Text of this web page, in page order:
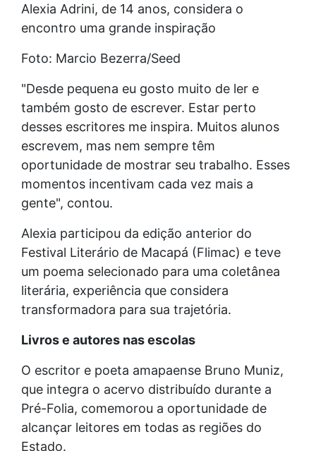
Alexia Adrini, de 14 anos, considera o
encontro uma grande inspiração
Foto: Marcio Bezerra/Seed
"Desde pequena eu gosto muito de ler e
também gosto de escrever. Estar perto
desses escritores me inspira. Muitos alunos
escrevem, mas nem sempre têm
oportunidade de mostrar seu trabalho. Esses
momentos incentivam cada vez mais a
gente", contou.
Alexia participou da edição anterior do
Festival Literário de Macapá (Flimac) e teve
um poema selecionado para uma coletânea
literária, experiência que considera
transformadora para sua trajetória.
Livros e autores nas escolas
O escritor e poeta amapaense Bruno Muniz,
que integra o acervo distribuído durante a
Pré-Folia, comemorou a oportunidade de
alcançar leitores em todas as regiões do
Estado.